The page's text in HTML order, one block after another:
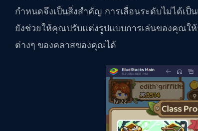
กำหนดจึงเป็นสิ่งสำคัญ การเลื่อนระดับไม่ได้เ
ยังช่วยให้คุณปรับแต่งรูปแบบการเล่นของคุณ
ต่างๆ ของคลาสของคุณได้